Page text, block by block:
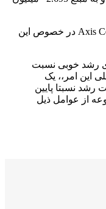
نظر ریاست محترم شرکت Axis Communication در خصوص این
رشد خوبی نسبت
این امر،، یک
رشد نسبتا پایین
از عوامل ذیل